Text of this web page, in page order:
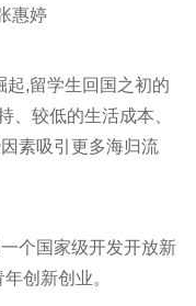
惠婷
起,留学生回国之初的
、较低的生活成本、
素吸引更多海归流
个国家级开发开放新
创新创业。